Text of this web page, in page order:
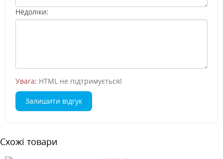
Недоліки:
Увага: HTML не підтримується!
Залишити відгук
Схожі товари